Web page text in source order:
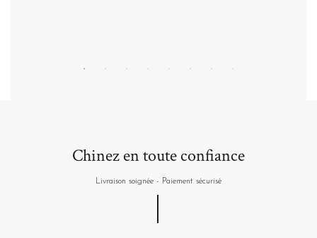
Chinez en toute confiance
Livraison soignée - Paiement sécurisé